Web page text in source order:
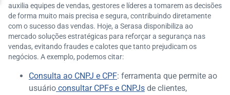
auxilia equipes de vendas, gestores e líderes a tomarem as decisões
de forma muito mais precisa e segura, contribuindo diretamente
com o sucesso das vendas. Hoje, a Serasa disponibiliza ao
mercado soluções estratégicas para reforçar a segurança nas
vendas, evitando fraudes e calotes que tanto prejudicam os
negócios. A exemplo, podemos citar:
Consulta ao CNPJ e CPF: ferramenta que permite ao
usuário consultar CPFs e CNPJs de clientes,